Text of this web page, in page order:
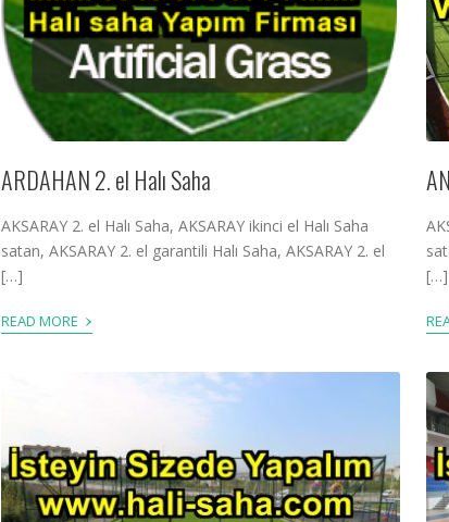
ARDAHAN 2. el Halı Saha
AKSARAY 2. el Halı Saha, AKSARAY ikinci el Halı Saha
satan, AKSARAY 2. el garantili Halı Saha, AKSARAY 2. el
[…]
READ MORE ›
[…]